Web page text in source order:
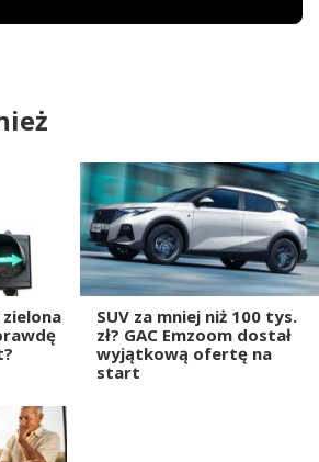
SUV za mniej niż 100 tys.
zł? GAC Emzoom dostał
wyjątkową ofertę na
start